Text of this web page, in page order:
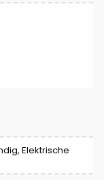
Elektrische